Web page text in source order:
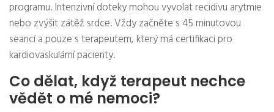
programu. Intenzivní doteky mohou vyvolat recidivu arytmie
nebo zvýšit zátěž srdce. Vždy začněte s 45 minutovou
seancí a pouze s terapeutem, který má certifikaci pro
kardiovaskulární pacienty.
Co dělat, když terapeut nechce
vědět o mé nemoci?